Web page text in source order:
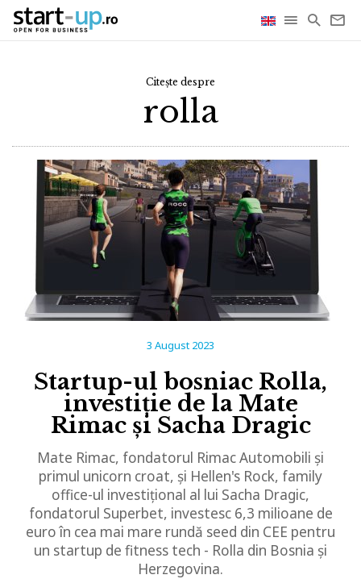
Citește despre
rolla
3 August 2023
Startup-ul bosniac Rolla,
investiție de la Mate
Rimac și Sacha Dragic
Mate Rimac, fondatorul Rimac Automobili și
primul unicorn croat, și Hellen's Rock, family
office-ul investițional al lui Sacha Dragic,
fondatorul Superbet, investesc 6,3 milioane de
euro în cea mai mare rundă seed din CEE pentru
un startup de fitness tech - Rolla din Bosnia și
Herzegovina.